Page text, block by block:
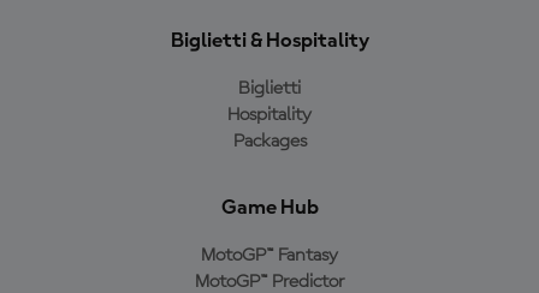
Biglietti & Hospitality
Biglietti
Hospitality
Packages
Game Hub
MotoGP™ Fantasy
MotoGP™ Predictor